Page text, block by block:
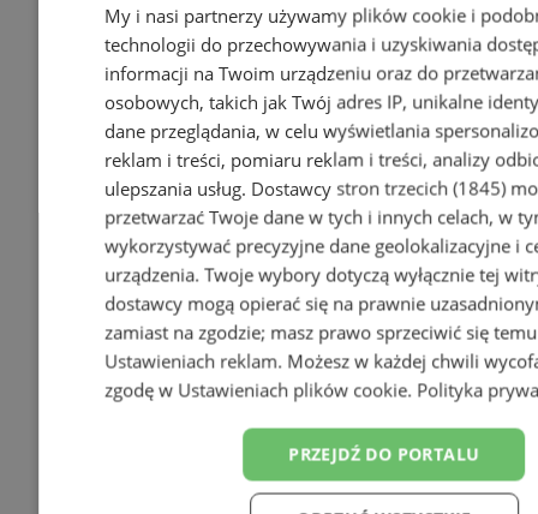
Wakacyjny wypoczynek nad
Bałtykiem w domkach
Szmaragdowe Morze
My i nasi partnerzy używamy plików cookie i
technologii do przechowywania i uzyskiwania
informacji na Twoim urządzeniu oraz do
osobowych, takich jak Twój adres IP, unikalne
dane przeglądania, w celu wyświetlania
reklam i treści, pomiaru reklam i treści, analizy
ulepszania usług. Dostawcy stron trzecich (1845)
przetwarzać Twoje dane w tych i innych celach, w
wykorzystywać precyzyjne dane geolokalizacyjne i
urządzenia. Twoje wybory dotyczą wyłącznie tej
dostawcy mogą opierać się na prawnie
zamiast na zgodzie; masz prawo sprzeciwić się
Ustawieniach reklam. Możesz w każdej chwili
zgodę w Ustawieniach plików cookie. Polityka
PRZEJDŹ DO PORTALU